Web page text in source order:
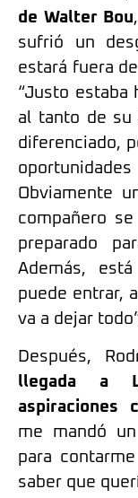
de Walter Bou
sufrió un
estará fuera
“Justo estaba
al tanto de su
diferenciado,
Obviamente
compañero
preparado
Además,
puede entrar,
va a dejar
Después,
llegada a
aspiraciones
me mandó
para
saber que